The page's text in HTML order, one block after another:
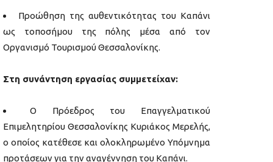
Προώθηση της αυθεντικότητας του Καπάνι
ως τοποσήμου της πόλης μέσα από τον
Οργανισμό Τουρισμού Θεσσαλονίκης.
Στη συνάντηση εργασίας συμμετείχαν:
Ο Πρόεδρος του Επαγγελματικού
Επιμελητηρίου Θεσσαλονίκης Κυριάκος Μερελής,
ο οποίος κατέθεσε και ολοκληρωμένο Υπόμνημα
προτάσεων για την αναγέννηση του Καπάνι.